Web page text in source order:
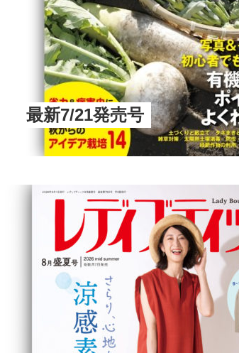
最新7/21発売号